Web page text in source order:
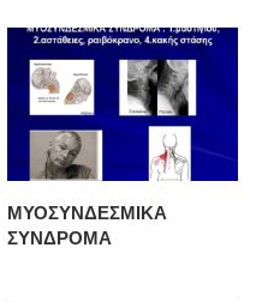
ΜΥΟΣΥΝΔΕΣΜΙΚΑ
ΣΥΝΔΡΟΜΑ